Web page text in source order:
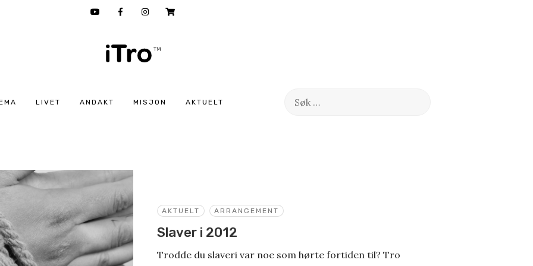
LIVET ANDAKT MISJON AKTUELT
Søk
AKTUELT ARRANGEMENT
Slaver i 2012
Trodde du slaveri var noe som hørte fortiden til? Tro